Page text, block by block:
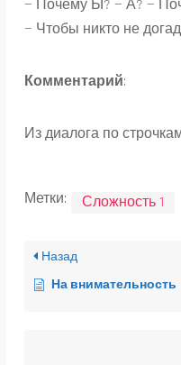
— Почему Ы? — А? —
— Чтобы никто не
Комментарий:
Из диалога по
Метки: Сложность 1
Назад
На внимательность